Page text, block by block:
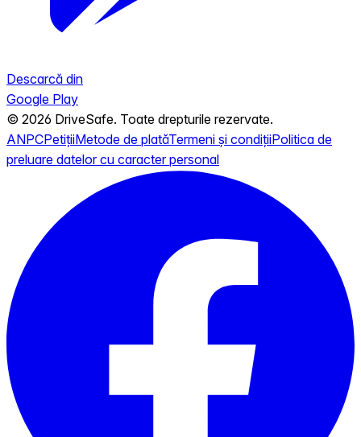
Descarcă din
Google Play
© 2026 DriveSafe. Toate drepturile rezervate.
ANPCPetițiiMetode de platăTermeni și condițiiPolitica de
preluare datelor cu caracter personal